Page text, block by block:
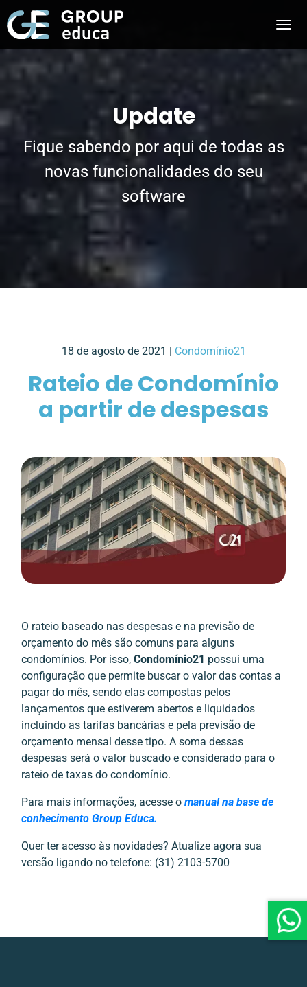
Update
Fique sabendo por aqui de todas as
novas funcionalidades do seu
software
18 de agosto de 2021 | Condomínio21
Rateio de Condomínio
a partir de despesas
O rateio baseado nas despesas e na previsão de
orçamento do mês são comuns para alguns
condomínios. Por isso, Condomínio21 possui uma
configuração que permite buscar o valor das contas a
pagar do mês, sendo elas compostas pelos
lançamentos que estiverem abertos e liquidados
incluindo as tarifas bancárias e pela previsão de
orçamento mensal desse tipo. A soma dessas
despesas será o valor buscado e considerado para o
rateio de taxas do condomínio.
Para mais informações, acesse o manual na base de
conhecimento Group Educa.
Quer ter acesso às novidades? Atualize agora sua
versão ligando no telefone: (31) 2103-5700